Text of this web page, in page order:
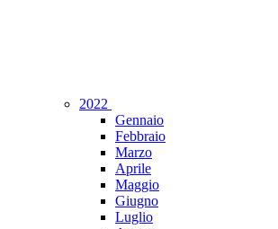
2022
Gennaio
Febbraio
Marzo
Aprile
Maggio
Giugno
Luglio